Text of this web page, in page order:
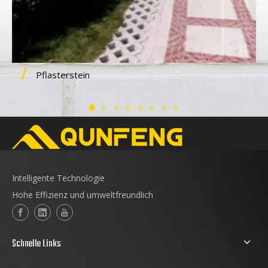
Pflasterstein
Intelligente Technologie
Hohe Effizienz und umweltfreundlich
Schnelle Links